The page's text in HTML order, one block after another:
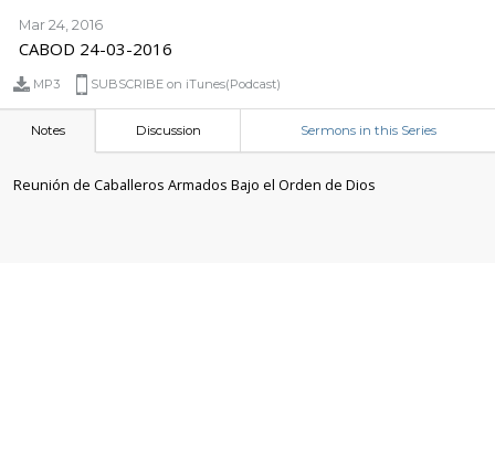
Mar 24, 2016
CABOD 24-03-2016
MP3 SUBSCRIBE on iTunes(Podcast)
Notes Discussion Sermons in this Series
Reunión de Caballeros Armados Bajo el Orden de Dios